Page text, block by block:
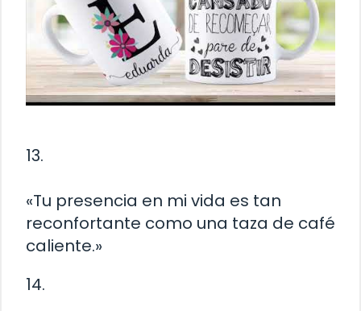
13.
«Tu presencia en mi vida es tan
reconfortante como una taza de café
caliente.»
14.